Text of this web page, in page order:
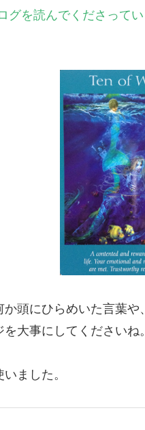
を読んでくださって
頭にひらめいた言葉や
大事にしてくださいね。
ました。